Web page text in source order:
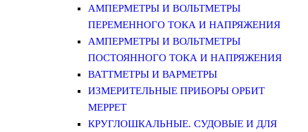
АМПЕРМЕТРЫ И ВОЛЬТМЕТРЫ
ПЕРЕМЕННОГО ТОКА И НАПРЯЖЕНИЯ
АМПЕРМЕТРЫ И ВОЛЬТМЕТРЫ
ПОСТОЯННОГО ТОКА И НАПРЯЖЕНИЯ
ВАТТМЕТРЫ И ВАРМЕТРЫ
ИЗМЕРИТЕЛЬНЫЕ ПРИБОРЫ ОРБИТ
МЕРРЕТ
КРУГЛОШКАЛЬНЫЕ. СУДОВЫЕ И ДЛЯ